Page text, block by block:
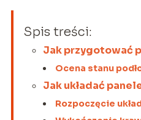
Spis treści:
Jak przygotować
Ocena stanu
Jak układać
Rozpoczęcie